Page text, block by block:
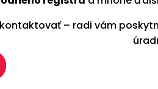
– radi vám